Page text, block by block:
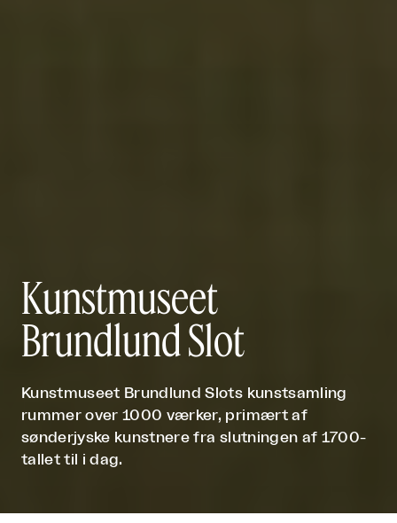
Kunstmuseet
Brundlund Slot
Kunstmuseet Brundlund Slots kunstsamling
rummer over 1000 værker, primært af
sønderjyske kunstnere fra slutningen af 1700-
tallet til i dag.